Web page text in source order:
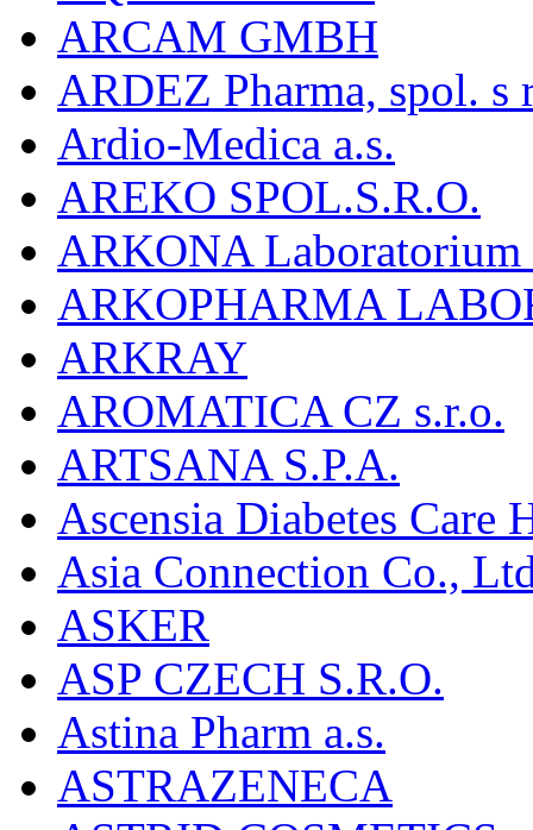
ARCAM GMBH
ARDEZ Pharma, spol. s
Ardio-Medica a.s.
AREKO SPOL.S.R.O.
ARKONA
ARKOPHARMA
ARKRAY
AROMATICA CZ s.r.o.
ARTSANA S.P.A.
Ascensia Diabetes Care
Asia Connection Co.,
ASKER
ASP CZECH S.R.O.
Astina Pharm a.s.
ASTRAZENECA